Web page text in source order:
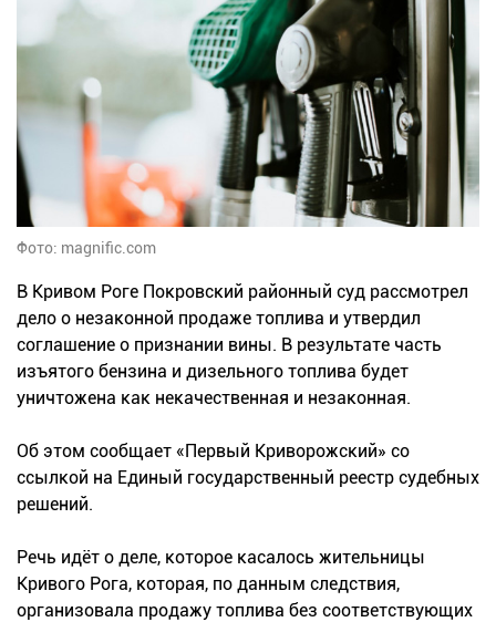
Фото: magnific.com
В Кривом Роге Покровский районный суд рассмотрел
дело о незаконной продаже топлива и утвердил
соглашение о признании вины. В результате часть
изъятого бензина и дизельного топлива будет
уничтожена как некачественная и незаконная.
Об этом сообщает «Первый Криворожский» со
ссылкой на Единый государственный реестр судебных
решений.
Речь идёт о деле, которое касалось жительницы
Кривого Рога, которая, по данным следствия,
организовала продажу топлива без соответствующих